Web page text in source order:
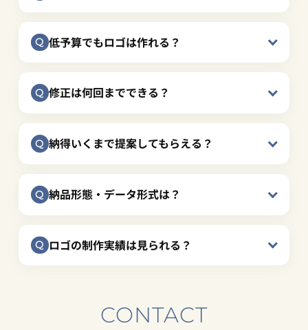
低予算でもロゴは作れる？
修正は何回までできる？
納得いくまで提案してもらえる？
納品形態・データ形式は？
ロゴの制作実績は見られる？
CONTACT